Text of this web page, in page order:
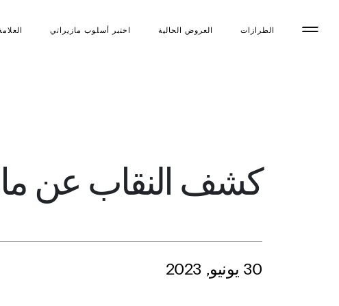
الطرازات العروض الحالية اختبر أسلوب مازیراتي
كشف النقاب عن
30 يونيو, 2023